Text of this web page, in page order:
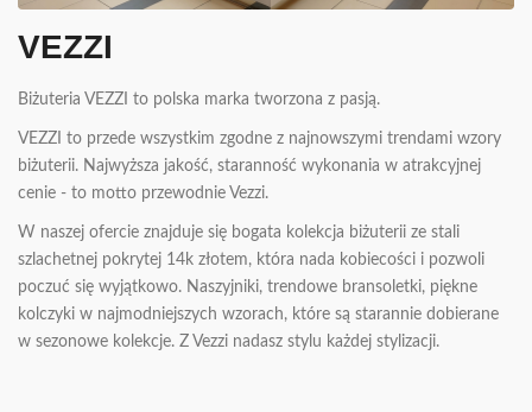
KONTAKT
VEZZI
Biżuteria VEZZI to polska marka tworzona z pasją.
VEZZI to przede wszystkim zgodne z najnowszymi trendami wzory
biżuterii. Najwyższa jakość, staranność wykonania w atrakcyjnej
cenie - to motto przewodnie Vezzi.
W naszej ofercie znajduje się bogata kolekcja biżuterii ze stali
szlachetnej pokrytej 14k złotem, która nada kobiecości i pozwoli
poczuć się wyjątkowo. Naszyjniki, trendowe bransoletki, piękne
kolczyki w najmodniejszych wzorach, które są starannie dobierane
w sezonowe kolekcje. Z Vezzi nadasz stylu każdej stylizacji.